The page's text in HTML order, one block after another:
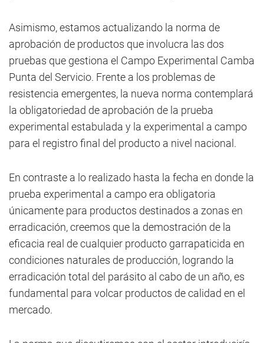
Asimismo, estamos actualizando la norma de
aprobación de productos que involucra las dos
pruebas que gestiona el Campo Experimental Camba
Punta del Servicio. Frente a los problemas de
resistencia emergentes, la nueva norma contemplará
la obligatoriedad de aprobación de la prueba
experimental estabulada y la experimental a campo
para el registro final del producto a nivel nacional.
En contraste a lo realizado hasta la fecha en donde la
prueba experimental a campo era obligatoria
únicamente para productos destinados a zonas en
erradicación, creemos que la demostración de la
eficacia real de cualquier producto garrapaticida en
condiciones naturales de producción, logrando la
erradicación total del parásito al cabo de un año, es
fundamental para volcar productos de calidad en el
mercado.